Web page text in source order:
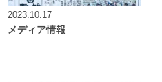
2023.10.17
メディア情報